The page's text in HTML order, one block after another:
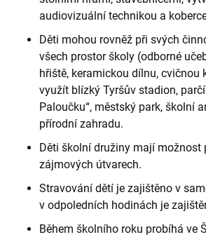
audiovizuální technikou a
Děti mohou rovněž při svých
všech prostor školy (odborné
hřiště, keramickou dílnu, cvičnou
využít blízký Tyršův stadion,
Paloučku“, městský park, školní
přírodní zahradu.
Děti školní družiny mají možnost
zájmových útvarech.
Stravování dětí je zajištěno v
v odpoledních hodinách je
Během školního roku probíhá ve